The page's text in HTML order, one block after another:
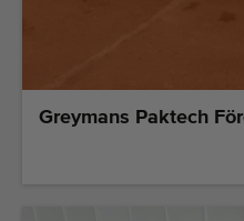
Greymans Paktech